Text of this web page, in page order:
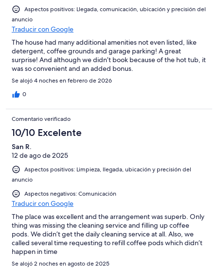
Aspectos positivos: Llegada, comunicación, ubicación y precisión del
anuncio
Traducir con Google
The house had many additional amenities not even listed, like
detergent, coffee grounds and garage parking! A great
surprise! And although we didn’t book because of the hot tub, it
was so convenient and an added bonus.
Se alojó 4 noches en febrero de 2026
0
Comentario verificado
10/10 Excelente
San R.
12 de ago de 2025
Aspectos positivos: Limpieza, llegada, ubicación y precisión del
anuncio
Aspectos negativos: Comunicación
Traducir con Google
The place was excellent and the arrangement was superb. Only
thing was missing the cleaning service and filling up coffee
pods. We didn’t get the daily cleaning service at all. Also, we
called several time requesting to refill coffee pods which didn’t
happen in time
Se alojó 2 noches en agosto de 2025